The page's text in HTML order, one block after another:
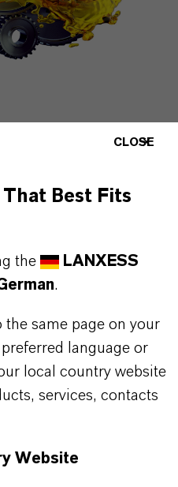
CLOSE
Best Fits
the
LANXESS
.
same page on your
language or
local country website
services, contacts
Website